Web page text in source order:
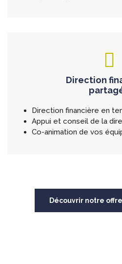
Direction
Direction financière en
Appui et conseil de la
Co-animation de vos
Découvrir notre